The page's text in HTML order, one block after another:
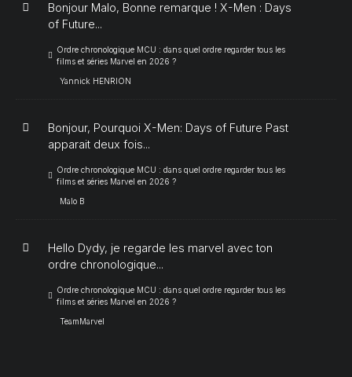
Bonjour Malo, Bonne remarque ! X-Men : Days
of Future...
Ordre chronologique MCU : dans quel ordre regarder tous les
films et séries Marvel en 2026 ?
Yannick HENRION
Bonjour, Pourquoi X-Men: Days of Future Past
apparait deux fois...
Ordre chronologique MCU : dans quel ordre regarder tous les
films et séries Marvel en 2026 ?
Malo B
Hello Dydy, je regarde les marvel avec ton
ordre chronologique...
Ordre chronologique MCU : dans quel ordre regarder tous les
films et séries Marvel en 2026 ?
TeamMarvel